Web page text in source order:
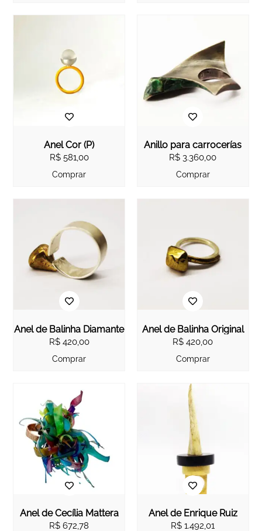
Anel Cor (P)
R$581,00
Comprar
Anillo para carrocerías
R$ 3.360,00
Comprar
Anel de Balinha Diamante
R$420,00
Comprar
Anel de Balinha Original
R$ 420,00
Comprar
Anel de Cecília Mattera
R$ 672,78
Anel de Enrique Ruiz
R$ 1.492,01